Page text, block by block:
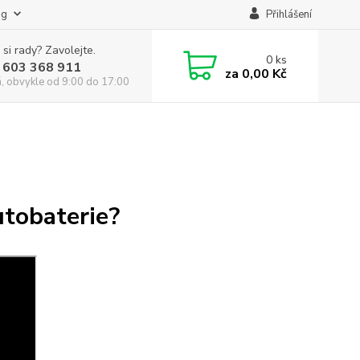
Přihlášení
rady? Zavolejte.
368 911
obvykle od 9:00 do 17:00
0ks
za 0,00 Kč